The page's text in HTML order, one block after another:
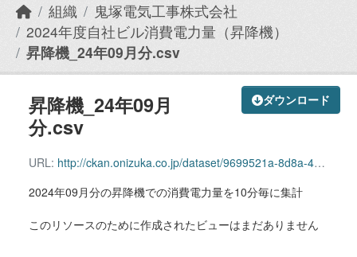
組織
鬼塚電気工事株式会社
2024年度自社ビル消費電力量（昇降機）
昇降機_24年09月分.csv
ダウンロード
昇降機_24年09月
分.csv
URL: http://ckan.onizuka.co.jp/dataset/9699521a-8d8a-4478-8ade-34b0bb7528e7/resource/f0e5987b-a7cb-4513-964a-d092a0113bf6/download/elevator_2409.csv
2024年09月分の昇降機での消費電力量を10分毎に集計
このリソースのために作成されたビューはまだありません